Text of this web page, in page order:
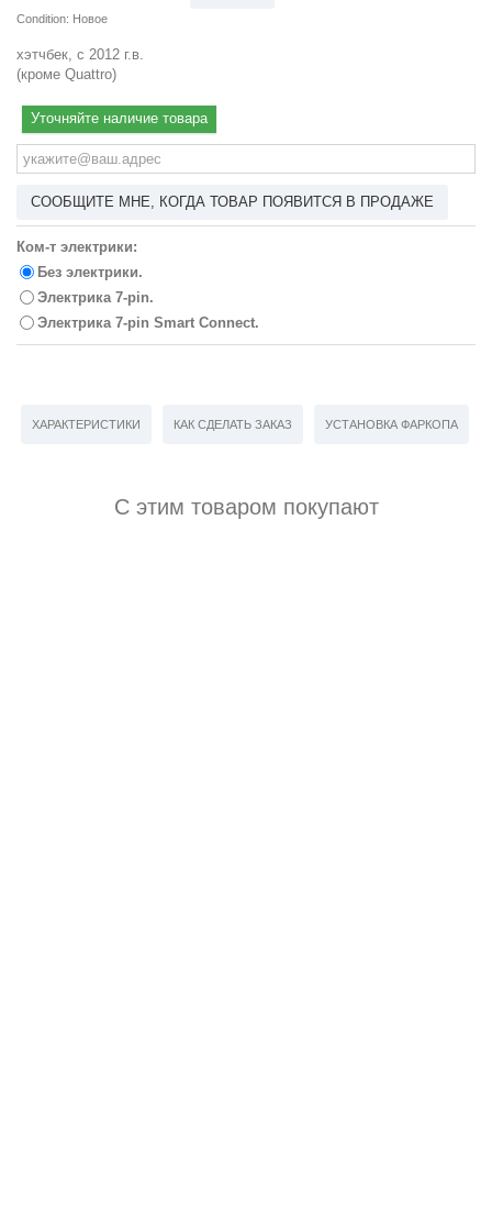
Condition: Новое
хэтчбек, с 2012 г.в.
(кроме Quattro)
Уточняйте наличие товара
СООБЩИТЕ МНЕ, КОГДА ТОВАР ПОЯВИТСЯ В ПРОДАЖЕ
Ком-т электрики:
Без электрики.
Электрика 7-pin.
Электрика 7-pin Smart Connect.
ХАРАКТЕРИСТИКИ КАК СДЕЛАТЬ ЗАКАЗ УСТАНОВКА ФАРКОПА
С этим товаром покупают